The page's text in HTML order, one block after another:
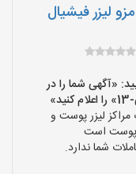
لیزر فیشیال
«آگهی شما را در
لیزر پوست و
پوست است
شما ندارد.